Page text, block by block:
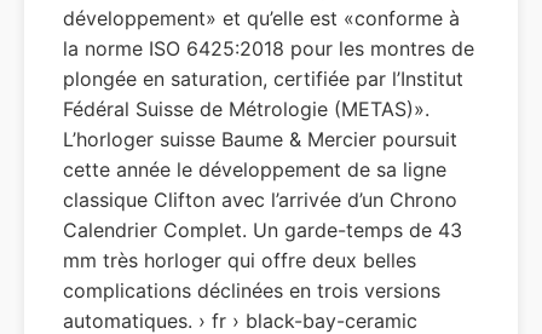
développement» et qu’elle est «conforme à
la norme ISO 6425:2018 pour les montres de
plongée en saturation, certifiée par l’Institut
Fédéral Suisse de Métrologie (METAS)».
L’horloger suisse Baume & Mercier poursuit
cette année le développement de sa ligne
classique Clifton avec l’arrivée d’un Chrono
Calendrier Complet. Un garde-temps de 43
mm très horloger qui offre deux belles
complications déclinées en trois versions
automatiques. › fr › black-bay-ceramic